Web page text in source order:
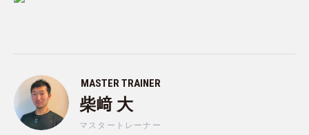
MASTER TRAINER
柴﨑 大
マスタートレーナー